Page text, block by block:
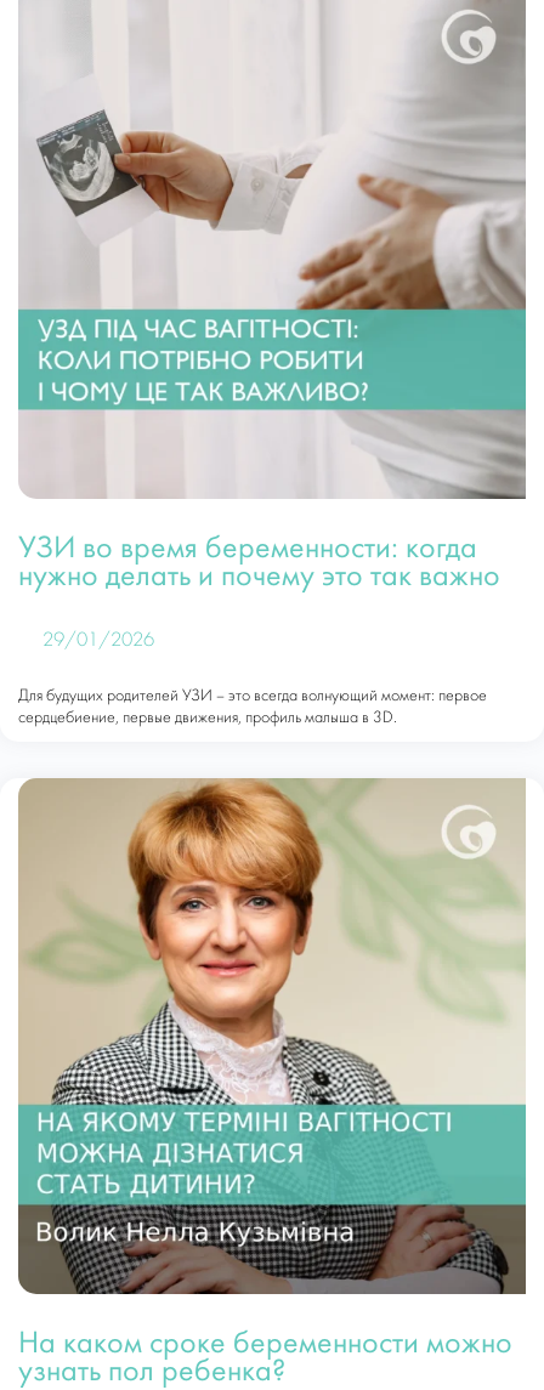
УЗИ во время беременности: когда
нужно делать и почему это так важно
29/01/2026
Для будущих родителей УЗИ – это всегда волнующий момент: первое
сердцебиение, первые движения, профиль малыша в 3D.
На каком сроке беременности можно
узнать пол ребенка?